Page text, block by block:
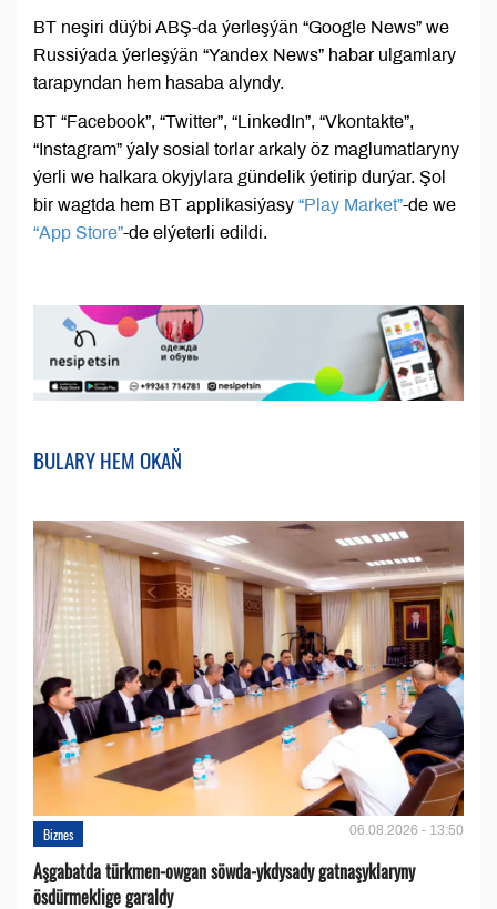
BT neşiri düýbi ABŞ-da ýerleşýän “Google News” we
Russiýada ýerleşýän “Yandex News” habar ulgamlary
tarapyndan hem hasaba alyndy.
BT “Facebook”, “Twitter”, “LinkedIn”, “Vkontakte”,
“Instagram” ýaly sosial torlar arkaly öz maglumatlaryny
ýerli we halkara okyjylara gündelik ýetirip durýar. Şol
bir wagtda hem BT applikasiýasy “Play Market”-de we
“App Store”-de elýeterli edildi.
BULARY HEM OKAŇ
Biznes 06.08.2026 - 13:50
Aşgabatda türkmen-owgan söwda-ykdysady gatnaşyklaryny
ösdürmeklige garaldy